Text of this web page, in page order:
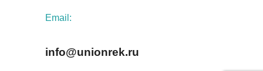
Email:
info@unionrek.ru